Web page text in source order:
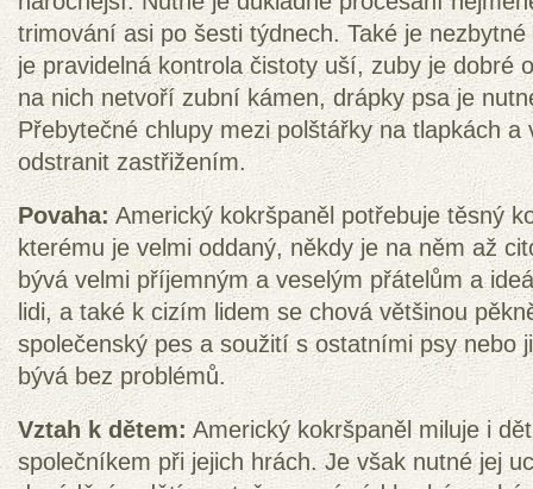
trimování asi po šesti týdnech. Také je
je pravidelná kontrola čistoty uší, zuby je dobré
na nich netvoří zubní kámen, drápky psa je
Přebytečné chlupy mezi polštářky na tlapkách
odstranit zastřižením.
Povaha: Americký kokršpaněl potřebuje těsný
kterému je velmi oddaný, někdy je na něm až
bývá velmi příjemným a veselým přátelům a
lidi, a také k cizím lidem se chová většinou
společenský pes a soužití s ostatními psy nebo
bývá bez problémů.
Vztah k dětem: Americký kokršpaněl miluje i
společníkem při jejich hrách. Je však nutné jej